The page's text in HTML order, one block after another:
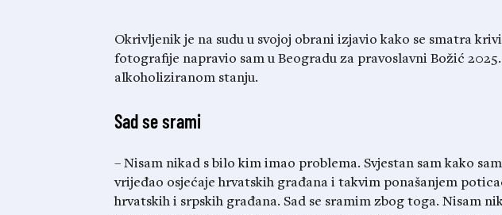
Okrivljenik je na sudu u svojoj obrani izjavio kako se smatra
fotografije napravio sam u Beogradu za pravoslavni Božić
alkoholiziranom stanju.
Sad se srami
– Nisam nikad s bilo kim imao problema. Svjestan sam kako
vrijeđao osjećaje hrvatskih građana i takvim ponašanjem
hrvatskih i srpskih građana. Sad se sramim zbog toga. Nisam